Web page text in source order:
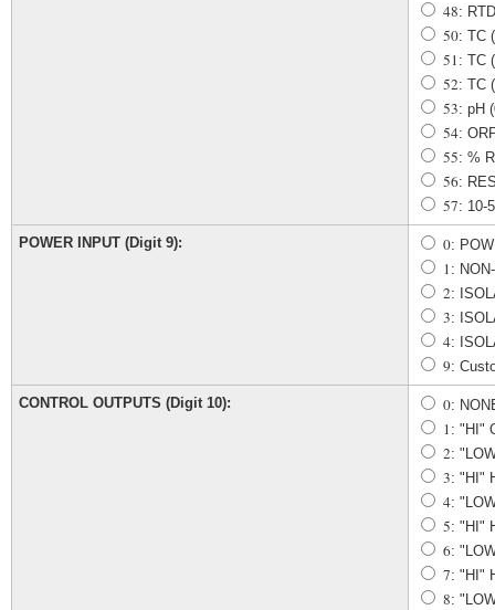
48:
50: TC
51 : TC
52: TC
53: pH
54:
55: %
56:
57: 10-
POWER INPUT (Digit 9): 0:
1 :
2:
3:
4:
9:
CONTROL OUTPUTS (Digit 10): 0:
1 : "HI"
2:
3: "HI"
4:
5: "HI"
6:
7: "HI"
8: